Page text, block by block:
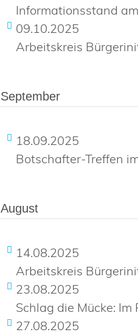
Informationsstand
09.10.2025
Arbeitskreis
September
18.09.2025
Botschafter-Treffen
August
14.08.2025
Arbeitskreis
23.08.2025
Schlag die Mücke: Im
27.08.2025